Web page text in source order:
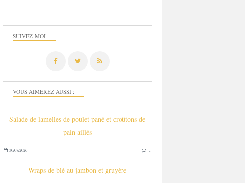
SUIVEZ-MOI
VOUS AIMEREZ AUSSI :
Salade de lamelles de poulet pané et croûtons de
pain aillés
30/07/2026
Wraps de blé au jambon et gruyère